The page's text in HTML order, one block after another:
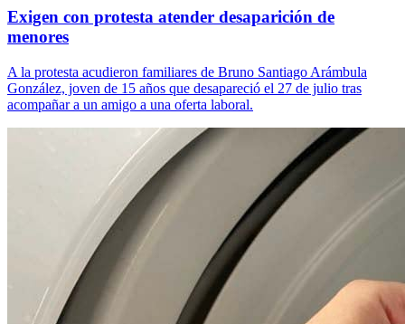
Exigen con protesta atender desaparición de
menores
A la protesta acudieron familiares de Bruno Santiago Arámbula
González, joven de 15 años que desapareció el 27 de julio tras
acompañar a un amigo a una oferta laboral.